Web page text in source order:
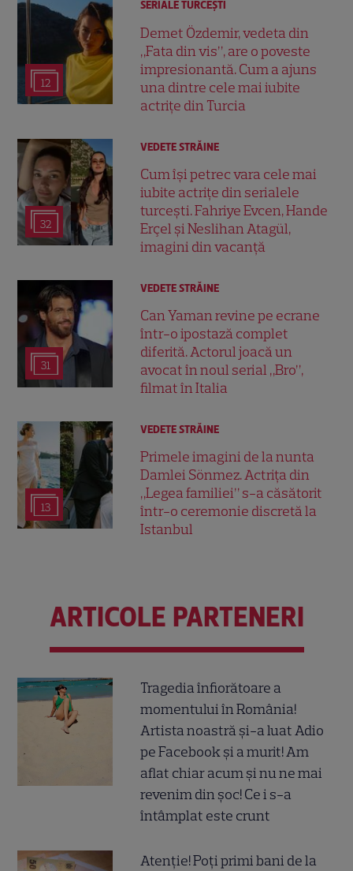
12
SERIALE TURCEŞTI
Demet Özdemir, vedeta din
„Fata din vis”, are o poveste
impresionantă. Cum a ajuns
una dintre cele mai iubite
actrițe din Turcia
32
VEDETE STRĂINE
Cum își petrec vara cele mai
iubite actrițe din serialele
turcești. Fahriye Evcen, Hande
Erçel și Neslihan Atagül,
imagini din vacanță
31
VEDETE STRĂINE
Can Yaman revine pe ecrane
într-o ipostază complet
diferită. Actorul joacă un
avocat în noul serial „Bro”,
filmat în Italia
13
VEDETE STRĂINE
Primele imagini de la nunta
Damlei Sönmez. Actrița din
„Legea familiei” s-a căsătorit
într-o ceremonie discretă la
Istanbul
ARTICOLE PARTENERI
Tragedia înfiorătoare a
momentului în România!
Artista noastră și-a luat Adio
pe Facebook și a murit! Am
aflat chiar acum și nu ne mai
revenim din șoc! Ce i s-a
întâmplat este crunt
Atenție! Poți primi bani de la